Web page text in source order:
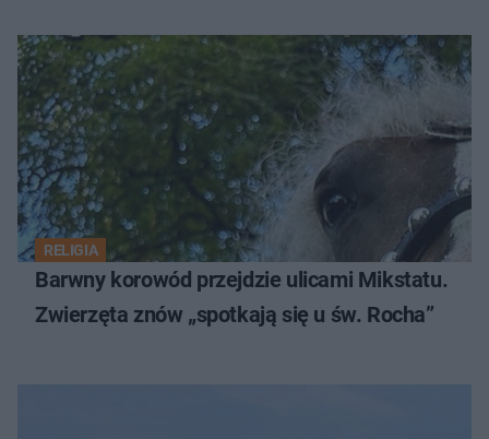
RELIGIA
Barwny korowód przejdzie ulicami Mikstatu.
Zwierzęta znów „spotkają się u św. Rocha”